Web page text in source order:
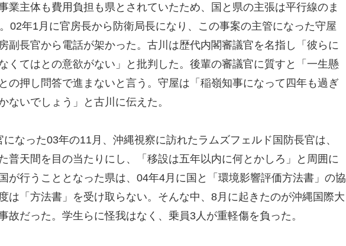
業主体も費用負担も県とされていたため、国と県の主張は平行線のま
02年1月に官房長から防衛局長になり、この事案の主管になった守屋
副長官から電話が架かった。古川は歴代内閣審議官を名指し「彼らに
くてはとの意欲がない」と批判した。後輩の審議官に質すと「一生懸
の押し問答で進まないと言う。守屋は「稲嶺知事になって四年も過ぎ
ないでしょう」と古川に伝えた。
なった03年の11月、沖縄視察に訪れたラムズフェルド国防長官は、
普天間を目の当たりにし、「移設は五年以内に何とかしろ」と周囲に
が行うこととなった県は、04年4月に国と「環境影響評価方法書」の協
は「方法書」を受け取らない。そんな中、8月に起きたのが沖縄国際大
故だった。学生らに怪我はなく、乗員3人が重軽傷を負った。